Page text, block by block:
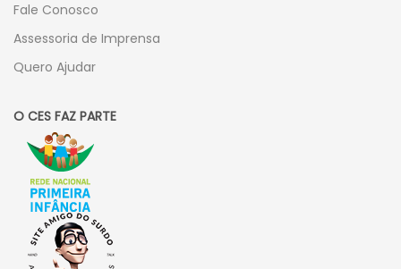
Fale Conosco
Assessoria de Imprensa
Quero Ajudar
O CES FAZ PARTE